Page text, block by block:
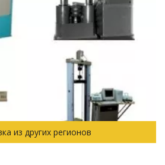
из других регионов